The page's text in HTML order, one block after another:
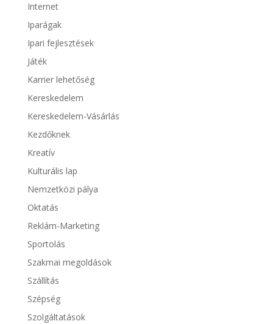
Internet
Iparágak
Ipari fejlesztések
Játék
Karrier lehetőség
Kereskedelem
Kereskedelem-Vásárlás
Kezdőknek
Kreatív
Kulturális lap
Nemzetközi pálya
Oktatás
Reklám-Marketing
Sportolás
Szakmai megoldások
Szállítás
Szépség
Szolgáltatások